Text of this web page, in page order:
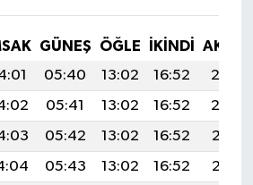
GÜNEŞ ÖĞLE İKINDI
05:40 13:02 16:52
20:13
05:41 13:02 16:52
20:12
05:42 13:02 16:52
20:11
05:43 13:02 16:52
20:11